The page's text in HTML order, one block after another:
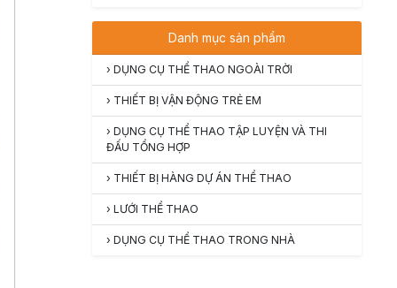
Danh mục sản phẩm
› DỤNG CỤ THỂ THAO NGOÀI TRỜI
› THIẾT BỊ VẬN ĐỘNG TRẺ EM
› DỤNG CỤ THỂ THAO TẬP LUYỆN VÀ THI
ĐẤU TỔNG HỢP
› THIẾT BỊ HÀNG DỰ ÁN THỂ THAO
› LƯỚI THỂ THAO
› DỤNG CỤ THỂ THAO TRONG NHÀ